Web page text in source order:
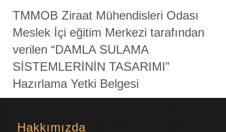
TMMOB Ziraat Mühendisleri Odası
Meslek İçi eğitim Merkezi tarafından
verilen “DAMLA SULAMA
SİSTEMLERİNİN TASARIMI”
Hazırlama Yetki Belgesi
Hakkımızda